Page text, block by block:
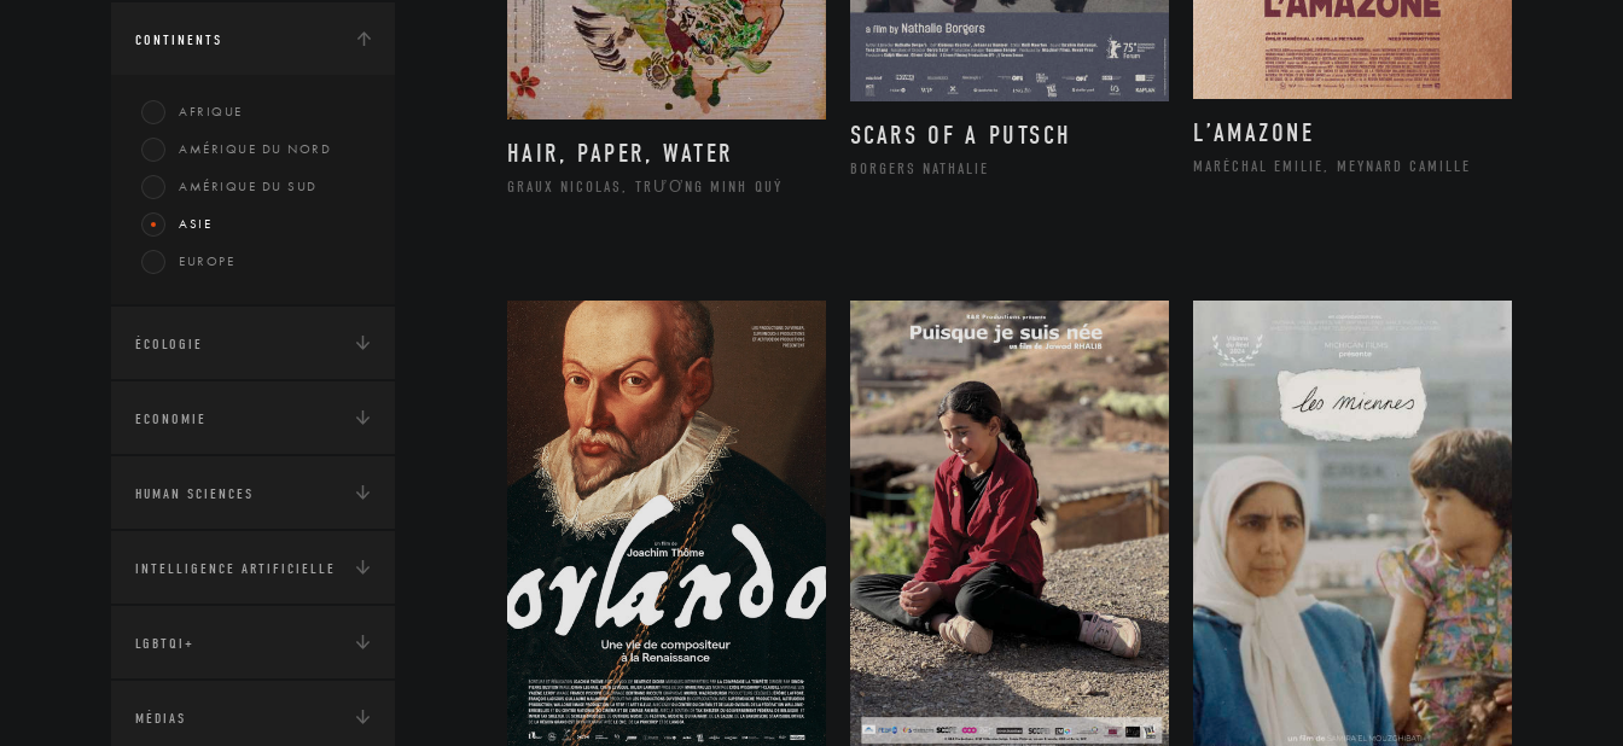
CONTINENTS
AFRIQUE
AMÉRIQUE DU NORD
AMÉRIQUE DU SUD
ASIE
EUROPE
ÉCOLOGIE
ECONOMIE
HUMAN SCIENCES
INTELLIGENCE ARTIFICIELLE
LGBTQI+
MÉDIAS
HAIR, PAPER, WATER
GRAUX NICOLAS, TRƯƠNG MINH QUÝ
SCARS OF A PUTSCH
BORGERS NATHALIE
L’AMAZONE
MARÉCHAL EMILIE, MEYNARD CAMILLE